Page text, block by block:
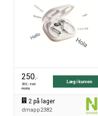
250,-
200,- excl.
moms
Læg i kurven
2på lager
dmapp2382